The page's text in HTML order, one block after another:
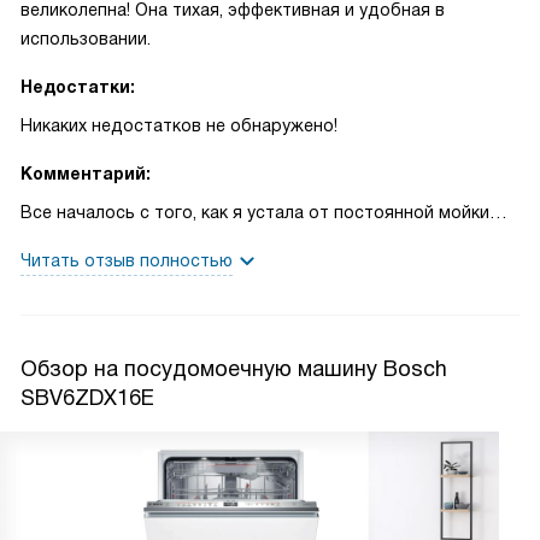
великолепна! Она тихая, эффективная и удобная в
использовании.
Недостатки:
Никаких недостатков не обнаружено!
Комментарий:
Все началось с того, как я устала от постоянной мойки
жизнь изменилась! Она полностью встроилась в интерьер
Она настолько тихая, что я могу запустить ее даже
поздно вечером, не боясь разбудить домашних.
программ мойки позволяет мне выбрать подходящую в
зависимости от степени загрязненности посуды. Я даже
могу запланировать начало мойки на удобное для меня
Читать отзыв полностью
Обзор на посудомоечную машину Bosch
SBV6ZDX16E